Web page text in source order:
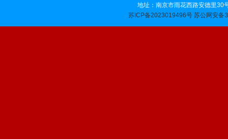
地址：南京市雨花西路安德里
苏ICP备2023019496号 苏公网安备